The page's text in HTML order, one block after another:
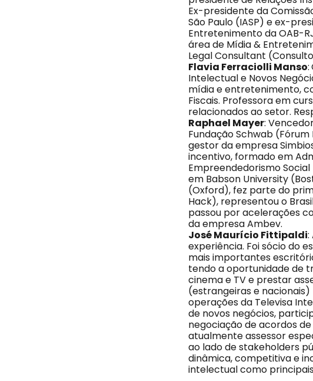
Ex-presidente da
São Paulo (IASP) e ex-
Entretenimento da OAB-
área de Mídia &
Legal Consultant
Flavia Ferraciolli Manso:
Intelectual e Novos
mídia e entretenimento,
Fiscais. Professora em
relacionados ao setor.
Raphael Mayer:
Fundação Schwab
gestor da empresa
incentivo, formado em
Empreendedorismo
em Babson University
(Oxford), fez parte do
Hack), representou o
passou por acelerações
da empresa Ambev.
José Maurício Fittipaldi:
experiência. Foi sócio do
mais importantes
tendo a oportunidade de
cinema e TV e prestar
(estrangeiras e
operações da Televisa
de novos negócios,
negociação de acordos
atualmente assessor
ao lado de stakeholders
dinâmica, competitiva e
intelectual como